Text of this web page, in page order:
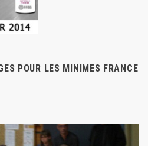
POUR LES MINIMES FRANCE